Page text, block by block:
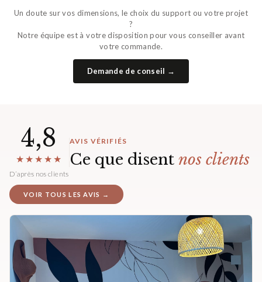
Un doute sur vos dimensions, le choix du support ou votre projet
?
Notre équipe est à votre disposition pour vous conseiller avant
votre commande.
Demande de conseil →
4,8
★★★★★
D’après nos clients
AVIS VÉRIFIÉS
Ce que disent nos clients
VOIR TOUS LES AVIS →